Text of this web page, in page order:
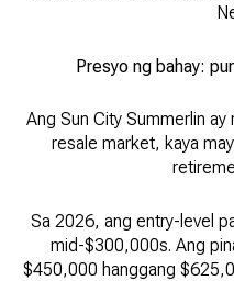
Presyo ng bahay:
Ang Sun City Summerlin
resale market, kaya
Sa 2026, ang entry-level
mid-$300,000s. Ang
$450,000 hanggang